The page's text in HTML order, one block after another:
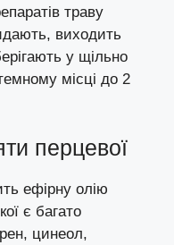
траву
виходить
у щільно
місці до 2
перцевої
ефірну олію
є багато
цинеол,